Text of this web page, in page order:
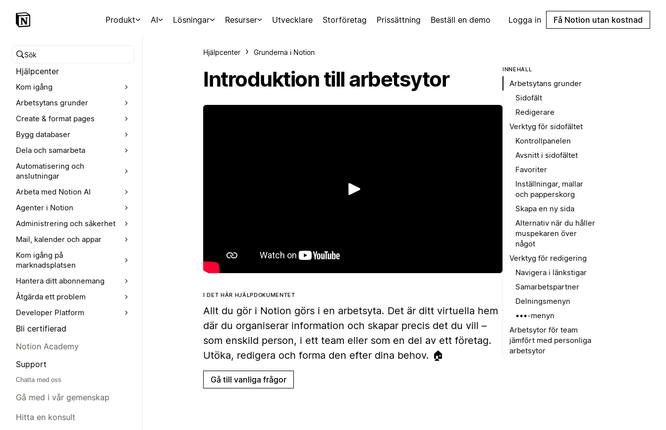
Produkt AI Lösningar Resurser Utvecklare Storföretag Prissättning Beställ en demo Logga in Få Notion utan kostnad
Sök i hjälpcentret
Hjälpcenter
Kom igång
Arbetsytans grunder
Create & format pages
Bygg databaser
Dela och samarbeta
Automatisering och
anslutningar
Arbeta med Notion AI
Agenter i Notion
Administrering och säkerhet
Mail, kalender och appar
Kom igång på
marknadsplatsen
Hantera ditt abonnemang
Åtgärda ett problem
Developer Platform
Bli certifierad
Notion Academy
Support
Chatta med oss
Gå med i vår gemenskap
Hitta en konsult
Hjälpcenter Grunderna i Notion
Introduktion till arbetsytor
Spela upp
I DET HÄR HJÄLPDOKUMENTET
Allt du gör i Notion görs i en arbetsyta. Det är ditt virtuella hem
där du organiserar information och skapar precis det du vill –
som enskild person, i ett team eller som en del av ett företag.
Utöka, redigera och forma den efter dina behov. 🏠
Gå till vanliga frågor
INNEHÅLL
Arbetsytans grunder
Sidofält
Redigerare
Verktyg för sidofältet
Kontrollpanelen
Avsnitt i sidofältet
Favoriter
Inställningar, mallar
och papperskorg
Skapa en ny sida
Alternativ när du håller
muspekaren över
något
Verktyg för redigering
Navigera i länkstigar
Samarbetspartner
Delningsmenyn
•••-menyn
Arbetsytor för team
jämfört med personliga
arbetsytor